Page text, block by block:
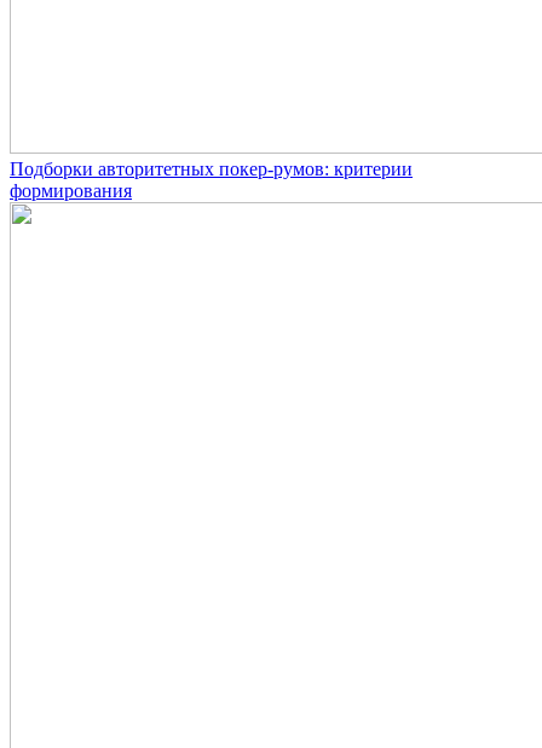
Подборки авторитетных покер-румов: критерии
формирования